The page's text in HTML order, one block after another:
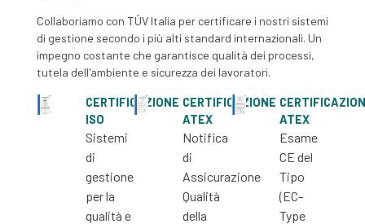
Collaboriamo con TÜV Italia per certificare i nostri sistemi
di gestione secondo i più alti standard internazionali. Un
impegno costante che garantisce qualità dei processi,
tutela dell'ambiente e sicurezza dei lavoratori.
CERTIFICAZIONE
ISO
Sistemi
di
gestione
per la
qualità e
CERTIFICAZIONE
ATEX
Notifica
di
Assicurazione
Qualità
della
ATEX
Esame
CE del
Tipo
(EC-
Type